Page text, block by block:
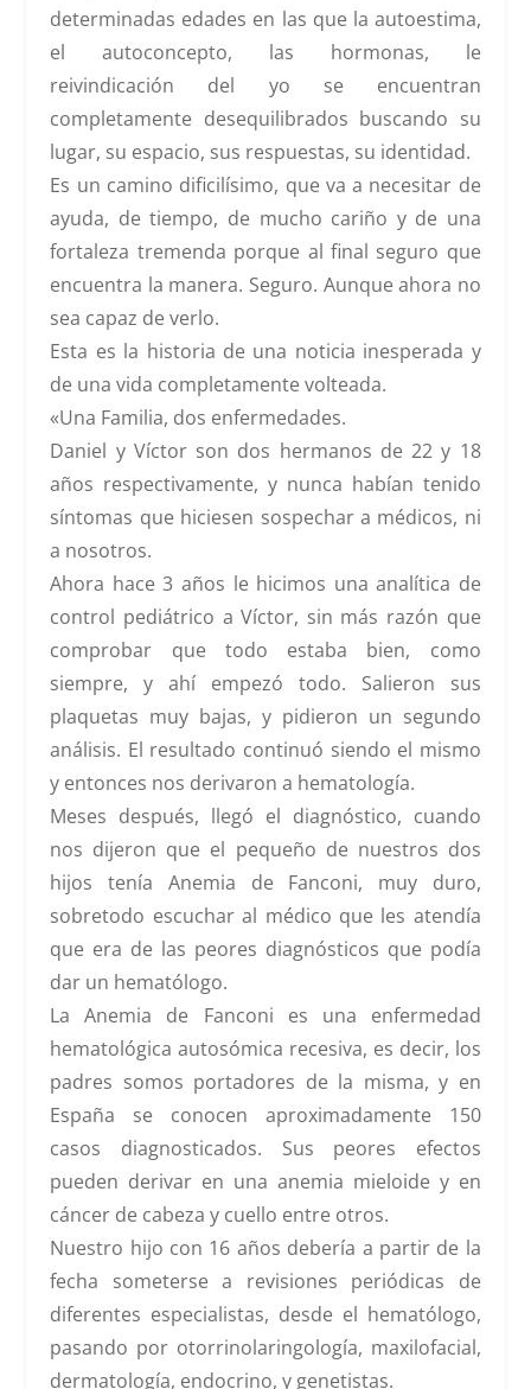
determinadas edades en las que la autoestima,
el autoconcepto, las hormonas, le
reivindicación del yo se encuentran
completamente desequilibrados buscando su
lugar, su espacio, sus respuestas, su identidad.
Es un camino dificilísimo, que va a necesitar de
ayuda, de tiempo, de mucho cariño y de una
fortaleza tremenda porque al final seguro que
encuentra la manera. Seguro. Aunque ahora no
sea capaz de verlo.
Esta es la historia de una noticia inesperada y
de una vida completamente volteada.
«Una Familia, dos enfermedades.
Daniel y Víctor son dos hermanos de 22 y 18
años respectivamente, y nunca habían tenido
síntomas que hiciesen sospechar a médicos, ni
a nosotros.
Ahora hace 3 años le hicimos una analítica de
control pediátrico a Víctor, sin más razón que
comprobar que todo estaba bien, como
siempre, y ahí empezó todo. Salieron sus
plaquetas muy bajas, y pidieron un segundo
análisis. El resultado continuó siendo el mismo
y entonces nos derivaron a hematología.
Meses después, llegó el diagnóstico, cuando
nos dijeron que el pequeño de nuestros dos
hijos tenía Anemia de Fanconi, muy duro,
sobretodo escuchar al médico que les atendía
que era de las peores diagnósticos que podía
dar un hematólogo.
La Anemia de Fanconi es una enfermedad
hematológica autosómica recesiva, es decir, los
padres somos portadores de la misma, y en
España se conocen aproximadamente 150
casos diagnosticados. Sus peores efectos
pueden derivar en una anemia mieloide y en
cáncer de cabeza y cuello entre otros.
Nuestro hijo con 16 años debería a partir de la
fecha someterse a revisiones periódicas de
diferentes especialistas, desde el hematólogo,
pasando por otorrinolaringología, maxilofacial,
dermatología, endocrino, y genetistas.